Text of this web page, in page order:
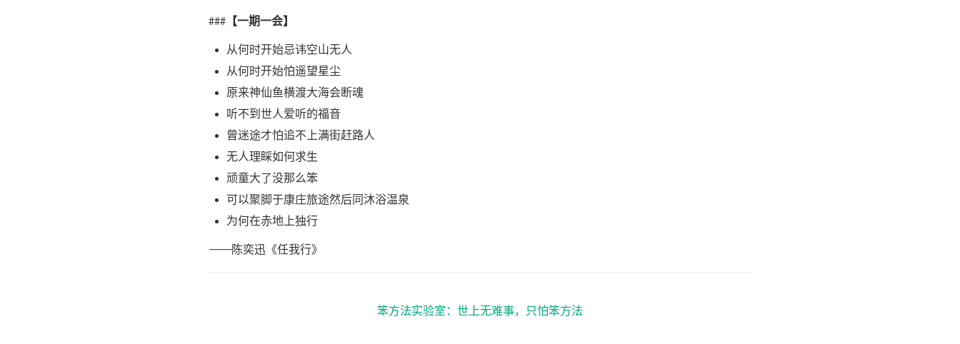
### 【一期一会】
从何时开始忌讳空山无人
从何时开始怕遥望星尘
原来神仙鱼横渡大海会断魂
听不到世人爱听的福音
曾迷途才怕追不上满街赶路人
无人理睬如何求生
顽童大了没那么笨
可以聚脚于康庄旅途然后同沐浴温泉
为何在赤地上独行
————陈奕迅《任我行》
笨方法实验室：世上无难事，只怕笨方法